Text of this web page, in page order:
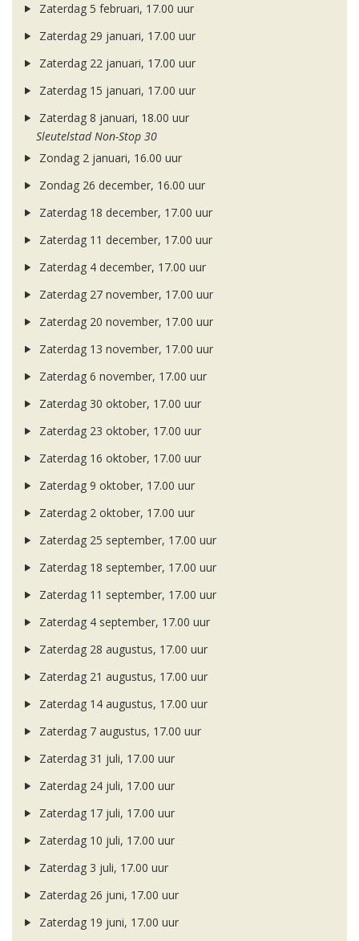
Zaterdag 5 februari, 17.00 uur
Zaterdag 29 januari, 17.00 uur
Zaterdag 22 januari, 17.00 uur
Zaterdag 15 januari, 17.00 uur
Zaterdag 8 januari, 18.00 uur
Sleutelstad Non-Stop 30
Zondag 2 januari, 16.00 uur
Zondag 26 december, 16.00 uur
Zaterdag 18 december, 17.00 uur
Zaterdag 11 december, 17.00 uur
Zaterdag 4 december, 17.00 uur
Zaterdag 27 november, 17.00 uur
Zaterdag 20 november, 17.00 uur
Zaterdag 13 november, 17.00 uur
Zaterdag 6 november, 17.00 uur
Zaterdag 30 oktober, 17.00 uur
Zaterdag 23 oktober, 17.00 uur
Zaterdag 16 oktober, 17.00 uur
Zaterdag 9 oktober, 17.00 uur
Zaterdag 2 oktober, 17.00 uur
Zaterdag 25 september, 17.00 uur
Zaterdag 18 september, 17.00 uur
Zaterdag 11 september, 17.00 uur
Zaterdag 4 september, 17.00 uur
Zaterdag 28 augustus, 17.00 uur
Zaterdag 21 augustus, 17.00 uur
Zaterdag 14 augustus, 17.00 uur
Zaterdag 7 augustus, 17.00 uur
Zaterdag 31 juli, 17.00 uur
Zaterdag 24 juli, 17.00 uur
Zaterdag 17 juli, 17.00 uur
Zaterdag 10 juli, 17.00 uur
Zaterdag 3 juli, 17.00 uur
Zaterdag 26 juni, 17.00 uur
Zaterdag 19 juni, 17.00 uur